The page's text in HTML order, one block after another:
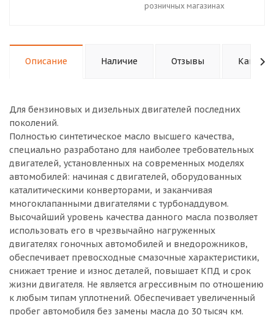
розничных магазинах
Описание Наличие Отзывы Как
Для бензиновых и дизельных двигателей последних
поколений.
Полностью синтетическое масло высшего качества,
специально разработано для наиболее требовательных
двигателей, установленных на современных моделях
автомобилей: начиная с двигателей, оборудованных
каталитическими конверторами, и заканчивая
многоклапанными двигателями с турбонаддувом.
Высочайший уровень качества данного масла позволяет
использовать его в чрезвычайно нагруженных
двигателях гоночных автомобилей и внедорожников,
обеспечивает превосходные смазочные характеристики,
снижает трение и износ деталей, повышает КПД и срок
жизни двигателя. Не является агрессивным по отношению
к любым типам уплотнений. Обеспечивает увеличенный
пробег автомобиля без замены масла до 30 тысяч км.